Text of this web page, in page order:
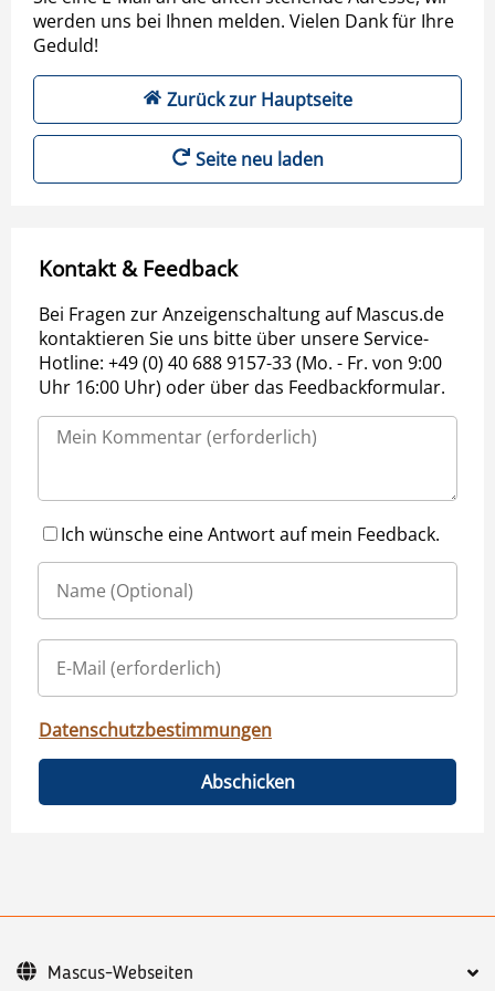
werden uns bei Ihnen melden. Vielen Dank für Ihre
Geduld!
Zurück zur Hauptseite
Seite neu laden
Kontakt & Feedback
Bei Fragen zur Anzeigenschaltung auf Mascus.de
kontaktieren Sie uns bitte über unsere Service-
Hotline: +49 (0) 40 688 9157-33 (Mo. - Fr. von 9:00
Uhr 16:00 Uhr) oder über das Feedbackformular.
Ich wünsche eine Antwort auf mein Feedback.
Datenschutzbestimmungen
Abschicken
Mascus-Webseiten